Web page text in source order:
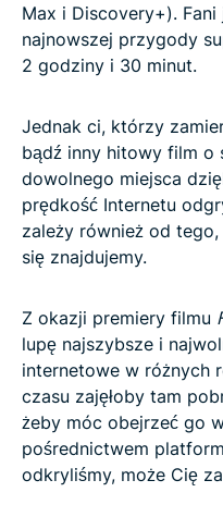
Max i Discovery+).
najnowszej przygody
2 godziny i 30 minut.
Jednak ci, którzy
bądź inny hitowy film o
dowolnego miejsca
prędkość Internetu
zależy również od
się znajdujemy.
Z okazji premiery filmu
lupę najszybsze i
internetowe w różnych
czasu zajęłoby tam
żeby móc obejrzeć go
pośrednictwem
odkryliśmy, może Cię